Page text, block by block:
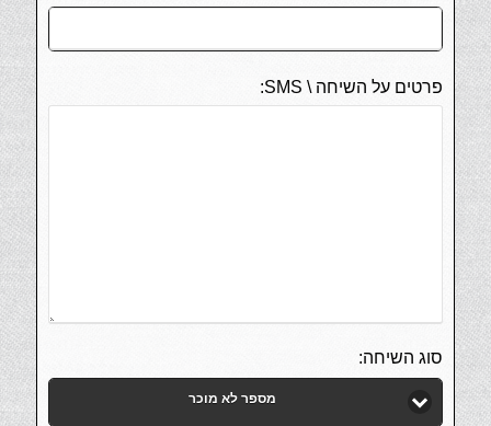
פרטים על השיחה \ SMS:
סוג השיחה:
מספר לא מוכר